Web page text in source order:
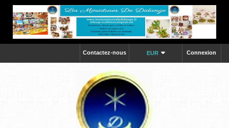
Connexion
EUR
Contactez-nous